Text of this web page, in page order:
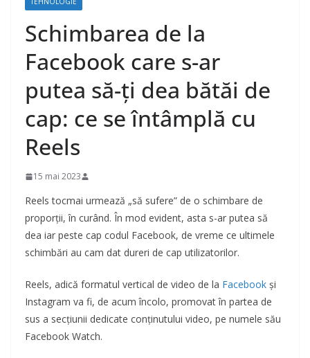
Schimbarea de la
Facebook care s-ar
putea să-ți dea bătăi de
cap: ce se întâmplă cu
Reels
15 mai 2023
Reels tocmai urmează „să sufere” de o schimbare de
proporții, în curând. În mod evident, asta s-ar putea să
dea iar peste cap codul Facebook, de vreme ce ultimele
schimbări au cam dat dureri de cap utilizatorilor.
Reels, adică formatul vertical de video de la Facebook și
Instagram va fi, de acum încolo, promovat în partea de
sus a secțiunii dedicate conținutului video, pe numele său
Facebook Watch.